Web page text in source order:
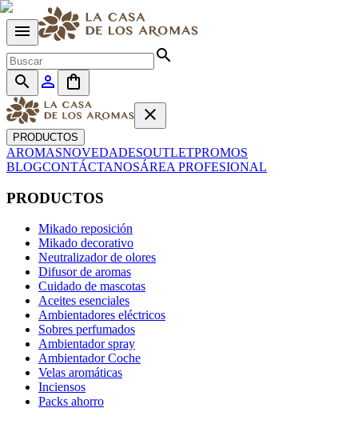
menu
search
search
person_outline
shopping_bag
close
PRODUCTOS
AROMASNOVEDADESOUTLETPROMOS
BLOGCONTÁCTANOSÁREA PROFESIONAL
PRODUCTOS
Mikado reposición
Mikado decorativo
Neutralizador de olores
Difusor de aromas
Cuidado de mascotas
Aceites esenciales
Ambientadores eléctricos
Sobres perfumados
Ambientador spray
Ambientador Coche
Velas aromáticas
Inciensos
Packs ahorro